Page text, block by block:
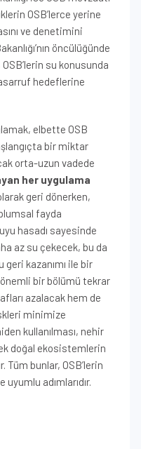
OSB’lerce yerine
ve denetimini
öncülüğünde
su konusunda
hedeflerine
elbette OSB
bir miktar
orta-uzun vadede
her uygulama
geri dönerken,
fayda
hasadı sayesinde
az su çekecek, bu da
geri kazanımı ile bir
bir bölümü tekrar
azalacak hem de
minimize
kullanılması, nehir
doğal ekosistemlerin
Tüm bunlar, OSB’lerin
adımlarıdır.